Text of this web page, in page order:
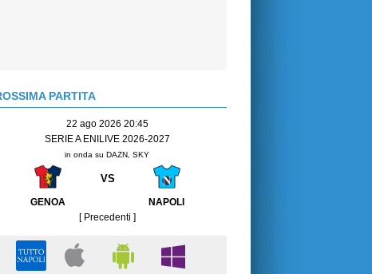
PARTITA
22 ago 2026 20:45
SERIE A ENILIVE 2026-2027
in onda su DAZN, SKY
VS
GENOA
NAPOLI
[ Precedenti ]